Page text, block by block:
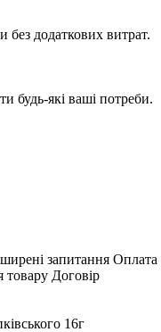
додаткових витрат.
будь-які ваші потреби.
запитання Оплата
товару Договір
16г